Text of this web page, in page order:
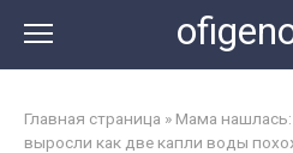
контенту
Главная страница » Мама нашлась:
выросли как две капли воды